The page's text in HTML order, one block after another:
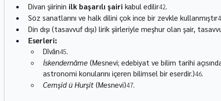
Divan şiirinin ilk başarılı şairi kabul edilir42.
Söz sanatlarını ve halk dilini çok ince bir zevkle kullanmıştır
Din dışı (tasavvuf dışı) lirik şiirleriyle meşhur olan şair,
Eserleri:
Dîvân45.
İskendernâme (Mesnevi; edebiyat ve bilim tarihi
astronomi konularını içeren bilimsel bir eserdir.)46.
Cemşid ü Hurşit (Mesnevi)47.